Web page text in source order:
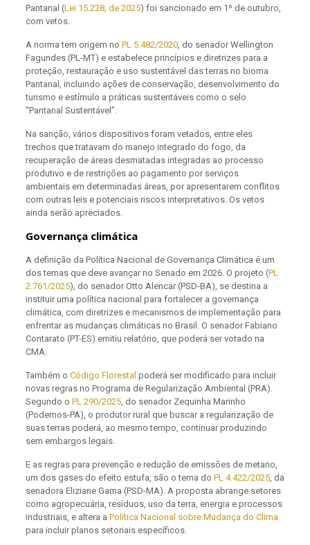
Pantanal (Lei 15.228, de 2025) foi sancionado em 1º de outubro,
com vetos.
A norma tem origem no PL 5.482/2020, do senador Wellington
Fagundes (PL-MT) e estabelece princípios e diretrizes para a
proteção, restauração e uso sustentável das terras no bioma
Pantanal, incluindo ações de conservação, desenvolvimento do
turismo e estímulo a práticas sustentáveis como o selo
“Pantanal Sustentável”.
Na sanção, vários dispositivos foram vetados, entre eles
trechos que tratavam do manejo integrado do fogo, da
recuperação de áreas desmatadas integradas ao processo
produtivo e de restrições ao pagamento por serviços
ambientais em determinadas áreas, por apresentarem conflitos
com outras leis e potenciais riscos interpretativos. Os vetos
ainda serão apreciados.
Governança climática
A definição da Política Nacional de Governança Climática é um
dos temas que deve avançar no Senado em 2026. O projeto (PL
2.761/2025), do senador Otto Alencar (PSD-BA), se destina a
instituir uma política nacional para fortalecer a governança
climática, com diretrizes e mecanismos de implementação para
enfrentar as mudanças climáticas no Brasil. O senador Fabiano
Contarato (PT-ES) emitiu relatório, que poderá ser votado na
CMA.
Também o Código Florestal poderá ser modificado para incluir
novas regras no Programa de Regularização Ambiental (PRA).
Segundo o PL 290/2025, do senador Zequinha Marinho
(Podemos-PA), o produtor rural que buscar a regularização de
suas terras poderá, ao mesmo tempo, continuar produzindo
sem embargos legais.
E as regras para prevenção e redução de emissões de metano,
um dos gases do efeito estufa, são o tema do PL 4.422/2025, da
senadora Eliziane Gama (PSD-MA). A proposta abrange setores
como agropecuária, resíduos, uso da terra, energia e processos
industriais, e altera a Política Nacional sobre Mudança do Clima
para incluir planos setoriais específicos.